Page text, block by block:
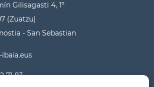
Gilisagasti 4, 1º
(Zuatzu)
- San Sebastian
71 83